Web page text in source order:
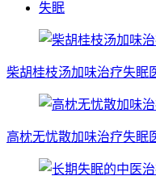
失眠
柴胡桂枝汤加味治疗失眠
高枕无忧散加味治疗失眠